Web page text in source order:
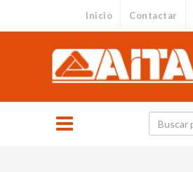
Inicio Contactar